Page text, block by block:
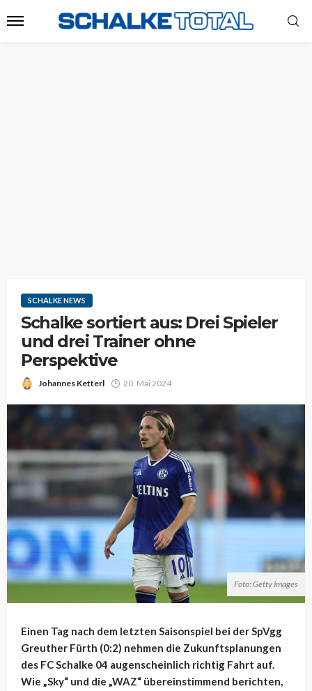
SCHALKE NEWS
Schalke sortiert aus: Drei Spieler
und drei Trainer ohne
Perspektive
Johannes Ketterl 20. Mai 2024
Foto: Getty Images
Einen Tag nach dem letzten Saisonspiel bei der SpVgg
Greuther Fürth (0:2) nehmen die Zukunftsplanungen
des FC Schalke 04 augenscheinlich richtig Fahrt auf.
Wie „Sky“ und die „WAZ“ übereinstimmend berichten,